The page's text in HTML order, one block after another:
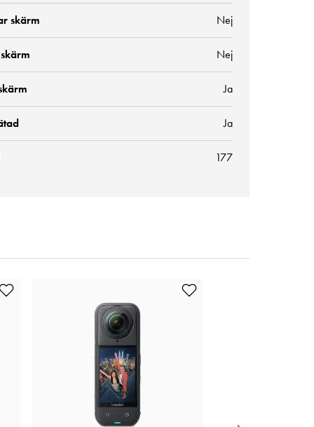
skärm Nej
Nej
Ja
Ja
177